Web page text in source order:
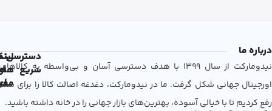
درباره ما
نیدومارکت از سال 1399 با هدف دسترسی آسان و بی‌واسطه به کالاهای
اورجینال جهانی شکل گرفت. ما در نیدومارکت، دغدغه اصالت کالا را برای شما
رفع کردیم تا با خیالی آسوده، بهترین‌های بازار جهانی را در خانه داشته باشید.
دسترسی
سریع